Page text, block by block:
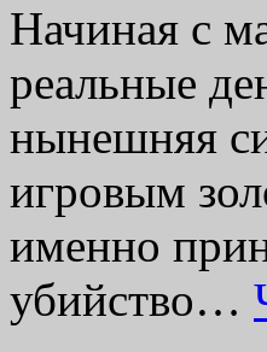
Начиная с
реальные
нынешняя
игровым
именно
убийство…